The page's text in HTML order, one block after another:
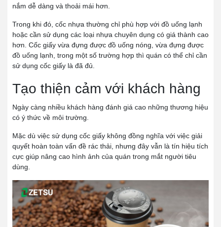
nắm dễ dàng và thoải mái hơn.
Trong khi đó, cốc nhựa thường chỉ phù hợp với đồ uống lạnh
hoặc cần sử dụng các loại nhựa chuyên dụng có giá thành cao
hơn. Cốc giấy vừa đựng được đồ uống nóng, vừa đựng được
đồ uống lạnh, trong một số trường hợp thì quán có thể chỉ cần
sử dụng cốc giấy là đã đủ.
Tạo thiện cảm với khách hàng
Ngày càng nhiều khách hàng đánh giá cao những thương hiệu
có ý thức về môi trường.
Mặc dù việc sử dụng cốc giấy không đồng nghĩa với việc giải
quyết hoàn toàn vấn đề rác thải, nhưng đây vẫn là tín hiệu tích
cực giúp nâng cao hình ảnh của quán trong mắt người tiêu
dùng.